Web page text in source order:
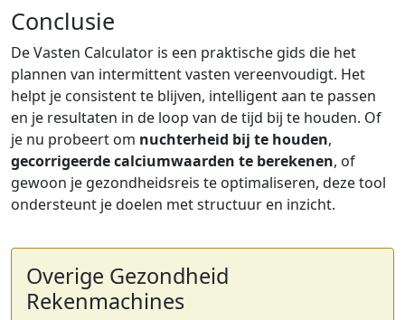
Conclusie
De Vasten Calculator is een praktische gids die het
plannen van intermittent vasten vereenvoudigt. Het
helpt je consistent te blijven, intelligent aan te passen
en je resultaten in de loop van de tijd bij te houden. Of
je nu probeert om nuchterheid bij te houden,
gecorrigeerde calciumwaarden te berekenen, of
gewoon je gezondheidsreis te optimaliseren, deze tool
ondersteunt je doelen met structuur en inzicht.
Overige Gezondheid
Rekenmachines